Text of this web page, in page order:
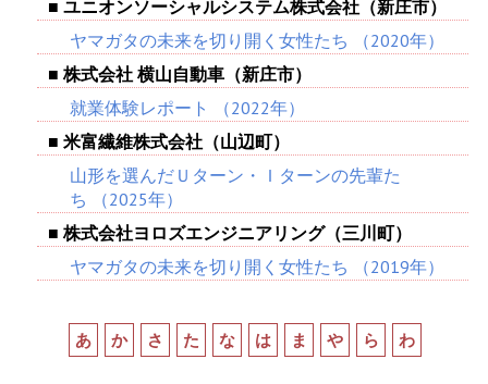
■ ユニオンソーシャルシステム株式会社（新庄市）
ヤマガタの未来を切り開く女性たち （2020年）
■ 株式会社 横山自動車（新庄市）
就業体験レポート
（2022年）
■ 米富繊維株式会社（山辺町）
山形を選んだＵターン・Ｉターンの先輩た
ち （2025年）
■ 株式会社ヨロズエンジニアリング（三川町）
ヤマガタの未来を切り開く女性たち （2019年）
あ か さ た な は ま や ら わ